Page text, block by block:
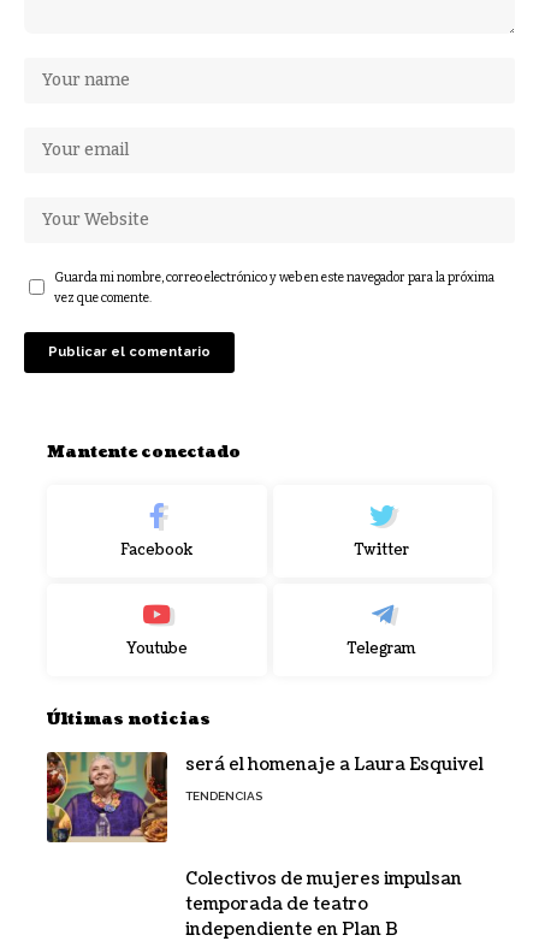
Guarda mi nombre, correo electrónico y web en este navegador para la próxima
vez que comente.
Mantente conectado
Facebook Twitter
Youtube Telegram
Últimas noticias
será el homenaje a Laura Esquivel
TENDENCIAS
Colectivos de mujeres impulsan
temporada de teatro
independiente en Plan B